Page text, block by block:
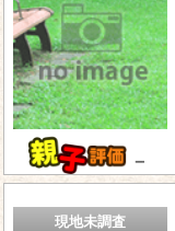
－
現地未調査